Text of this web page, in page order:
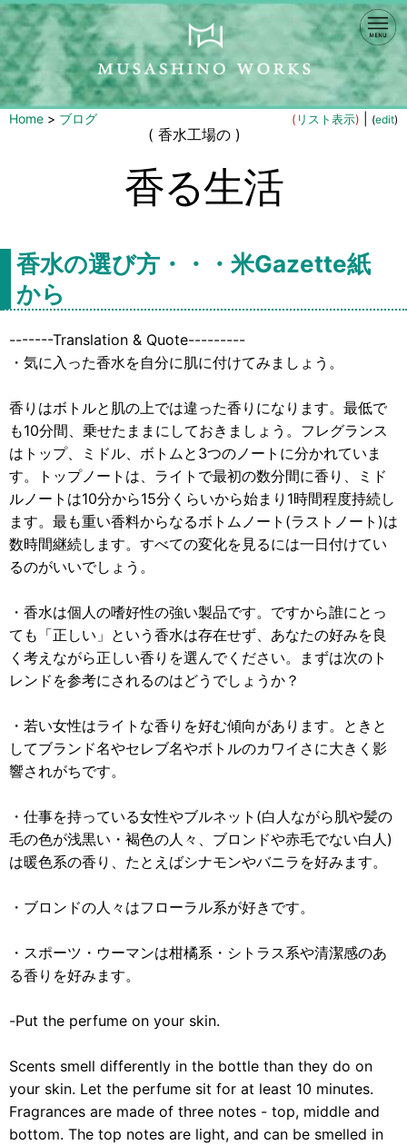
Home > ブログ ( リスト表示) (edit)
( 香水工場の )
香る生活
香水の選び方・・・米Gazette紙
から
-------Translation & Quote---------
・気に入った香水を自分に肌に付けてみましょう。
香りはボトルと肌の上では違った香りになります。最低で
も10分間、乗せたままにしておきましょう。フレグランス
はトップ、ミドル、ボトムと3つのノートに分かれていま
す。トップノートは、ライトで最初の数分間に香り、ミド
ルノートは10分から15分くらいから始まり1時間程度持続し
ます。最も重い香料からなるボトムノート(ラストノート)は
数時間継続します。すべての変化を見るには一日付けてい
るのがいいでしょう。
・香水は個人の嗜好性の強い製品です。ですから誰にとっ
ても「正しい」という香水は存在せず、あなたの好みを良
く考えながら正しい香りを選んでください。まずは次のト
レンドを参考にされるのはどうでしょうか？
・若い女性はライトな香りを好む傾向があります。ときと
してブランド名やセレブ名やボトルのカワイさに大きく影
響されがちです。
・仕事を持っている女性やブルネット(白人ながら肌や髪の
毛の色が浅黒い・褐色の人々、ブロンドや赤毛でない白人)
は暖色系の香り、たとえばシナモンやバニラを好みます。
・ブロンドの人々はフローラル系が好きです。
・スポーツ・ウーマンは柑橘系・シトラス系や清潔感のあ
る香りを好みます。
-Put the perfume on your skin.
Scents smell differently in the bottle than they do on
your skin. Let the perfume sit for at least 10 minutes.
Fragrances are made of three notes - top, middle and
bottom. The top notes are light, and can be smelled in